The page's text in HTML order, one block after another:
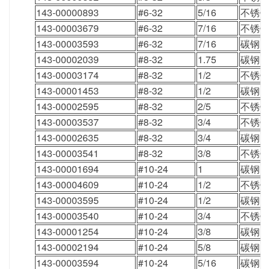
143-00000893
#6-32 5/16
不锈钢
143-00003679
#6-32 7/16
不锈钢
143-00003593
#6-32 7/16
碳钢
143-00002039
#8-32 1.75
碳钢
143-00003174
#8-32 1/2
不锈钢
143-00001453
#8-32 1/2
碳钢
143-00002595
#8-32 2/5
不锈钢
143-00003537
#8-32 3/4
不锈钢
143-00002635
#8-32 3/4
碳钢
143-00003541
#8-32 3/8
不锈钢
143-00001694
#10-24 1
碳钢
143-00004609
#10-24 1/2
不锈钢
143-00003595
#10-24 1/2
碳钢
143-00003540
#10-24 3/4
不锈钢
143-00001254
#10-24 3/8
碳钢
143-00002194
#10-24 5/8
碳钢
143-00003594
#10-24 5/16
碳钢